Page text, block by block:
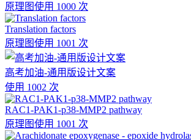
原理图使用 1000 次
Translation factors
原理图使用 1001 次
高考加油-通用版设计文案
使用 1002 次
RAC1-PAK1-p38-MMP2 pathway
原理图使用 1001 次